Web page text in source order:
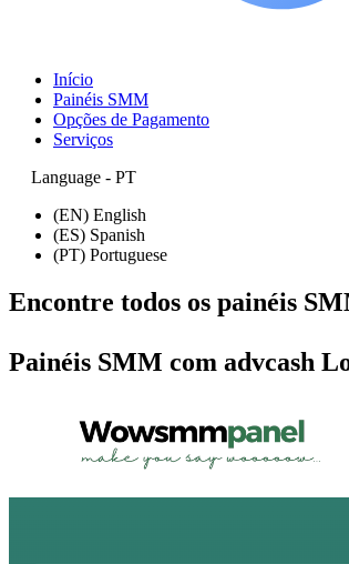
Início
Painéis SMM
Opções de Pagamento
Serviços
Language - PT
(EN) English
(ES) Spanish
(PT) Portuguese
Encontre todos os painéis
Painéis SMM com advcash